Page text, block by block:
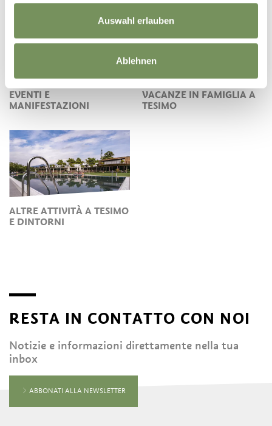
Auswahl erlauben
Ablehnen
EVENTI E
MANIFESTAZIONI
VACANZE IN FAMIGLIA A
TESIMO
ALTRE ATTIVITÀ A TESIMO
E DINTORNI
RESTA IN CONTATTO CON NOI
Notizie e informazioni direttamente nella tua
inbox
ABBONATI ALLA NEWSLETTER